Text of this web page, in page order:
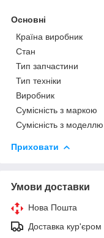
Основні
Країна виробник
Стан
Тип запчастини
Тип техніки
Виробник
Сумісність з маркою
Сумісність з моделлю
Приховати
Умови доставки
Нова Пошта
Доставка кур'єром